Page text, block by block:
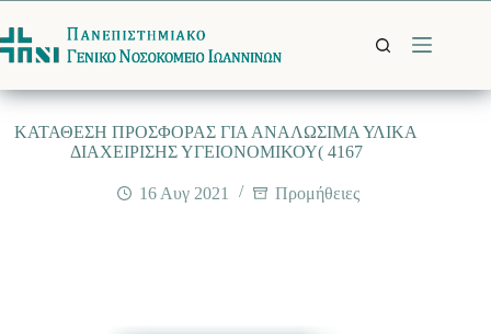
στο
περιεχόμενο
ΚΑΤΑΘΕΣΗ ΠΡΟΣΦΟΡΑΣ ΓΙΑ ΑΝΑΛΩΣΙΜΑ ΥΛΙΚΑ
ΔΙΑΧΕΙΡΙΣΗΣ ΥΓΕΙΟΝΟΜΙΚΟΥ( 4167
16 Αυγ 2021 Προμήθειες